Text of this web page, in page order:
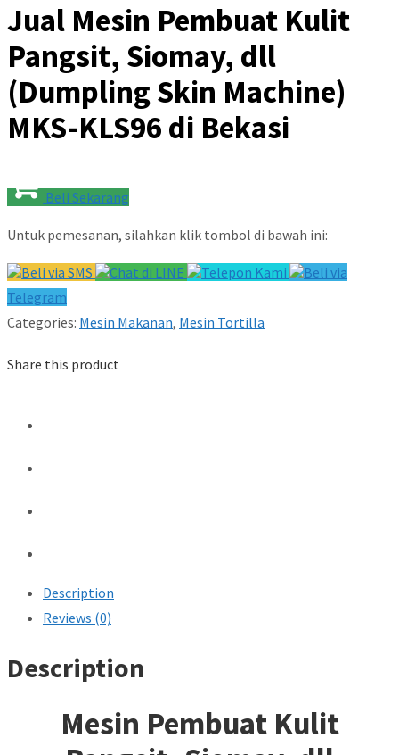
Jual Mesin Pembuat Kulit
Pangsit, Siomay, dll
(Dumpling Skin Machine)
MKS-KLS96 di Bekasi
Beli Sekarang
Untuk pemesanan, silahkan klik tombol di bawah ini:
Beli via SMS Chat di LINE Telepon Kami
Beli via
Telegram
Categories: Mesin Makanan, Mesin Tortilla
Share this product
Description
Reviews (0)
Description
Mesin Pembuat Kulit